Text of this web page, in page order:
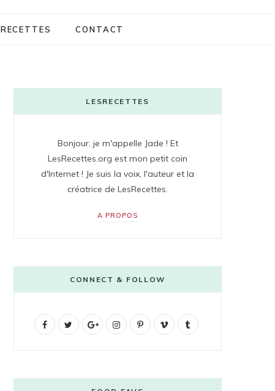
RECETTES CONTACT
LESRECETTES
Bonjour, je m'appelle Jade ! Et
LesRecettes.org est mon petit coin
d'Internet ! Je suis la voix, l'auteur et la
créatrice de LesRecettes.
A PROPOS
CONNECT & FOLLOW
F
G
g
I
t
P
V